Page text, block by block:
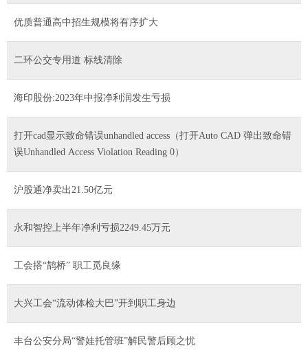
优质普通高中招生规模将有序扩大
二环公交专用道 标线清除
海印股份:2023年中报净利润发生亏损
打开cad显示致命错误unhandled access（打开Auto CAD 弹出致命错
误Unhandled Access Violation Reading 0）
沪股通净卖出21.50亿元
永和智控上半年净利亏损2249.45万元
工会搭“鹊桥” 职工觅良缘
大兴工会“流动体检大巴”开到职工身边
丰台公安分局“警娃托管班”解民警后顾之忧